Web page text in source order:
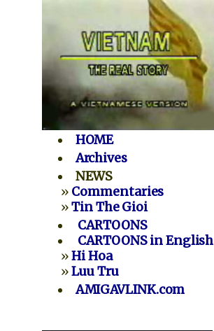
HOME
Archives
NEWS
» Commentaries
»Tin The Gioi
CARTOONS
CARTOONS in English
»Hi Hoa
»Luu Tru
AMIGAVLINK.com